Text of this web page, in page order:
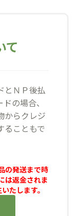
て
とＮＰ後払
の場合、
からクレジ
ることもで
の発送まで時
は返金されま
たします。